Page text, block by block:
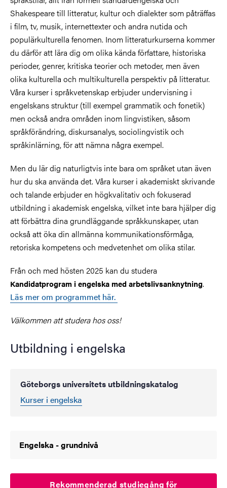
Shakespeare till litteratur, kultur och dialekter som påträffas
i film, tv, musik, internettexter och andra nutida och
populärkulturella fenomen. Inom litteraturkurserna kommer
du därför att lära dig om olika kända författare, historiska
perioder, genrer, kritiska teorier och metoder, men även
olika kulturella och multikulturella perspektiv på litteratur.
Våra kurser i språkvetenskap erbjuder undervisning i
engelskans struktur (till exempel grammatik och fonetik)
men också andra områden inom lingvistiken, såsom
språkförändring, diskursanalys, sociolingvistik och
språkinlärning, för att nämna några exempel.
Men du lär dig naturligtvis inte bara om språket utan även
hur du ska använda det. Våra kurser i akademiskt skrivande
och talande erbjuder en högkvalitativ och fokuserad
utbildning i akademisk engelska, vilket inte bara hjälper dig
att förbättra dina grundläggande språkkunskaper, utan
också att öka din allmänna kommunikationsförmåga,
retoriska kompetens och medvetenhet om olika stilar.
Från och med hösten 2025 kan du studera
Kandidatprogram i engelska med arbetslivsanknytning.
Läs mer om programmet här.
Välkommen att studera hos oss!
Utbildning i engelska
Göteborgs universitets utbildningskatalog
Kurser i engelska
Engelska - grundnivå
Rekommenderad studiegång för